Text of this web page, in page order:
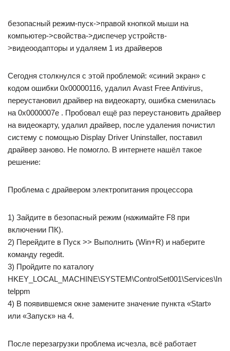
безопасный режим-пуск->правой кнопкой мыши на
компьютер->свойства->диспечер устройств-
>видеоодапторы и удаляем 1 из драйверов
Сегодня столкнулся с этой проблемой: «синий экран» с
кодом ошибки 0x00000116, удалил Avast Free Antivirus,
переустановил драйвер на видеокарту, ошибка сменилась
на 0x0000007e . Пробовал ещё раз переустановить драйвер
на видеокарту, удалил драйвер, после удаления почистил
систему с помощью Display Driver Uninstaller, поставил
драйвер заново. Не помогло. В интернете нашёл такое
решение:
Проблема с драйвером электропитания процессора
1) Зайдите в безопасный режим (нажимайте F8 при
включении ПК).
2) Перейдите в Пуск >> Выполнить (Win+R) и наберите
команду regedit.
3) Пройдите по каталогу
HKEY_LOCAL_MACHINE\SYSTEM\ControlSet001\Services\In
telppm
4) В появившемся окне замените значение пункта «Start»
или «Запуск» на 4.
После перезагрузки проблема исчезла, всё работает